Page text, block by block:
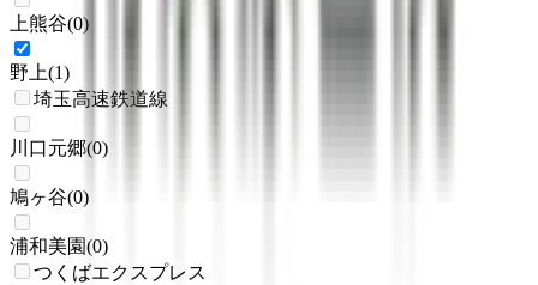
上熊谷(0)
野上(1)
埼玉高速鉄道線
川口元郷(0)
鳩ヶ谷(0)
浦和美園(0)
つくばエクスプレス